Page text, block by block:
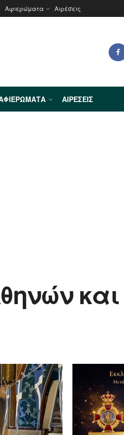
Αφιερώματα Αιρέσεις
ΑΙΡΈΣΕΙΣ